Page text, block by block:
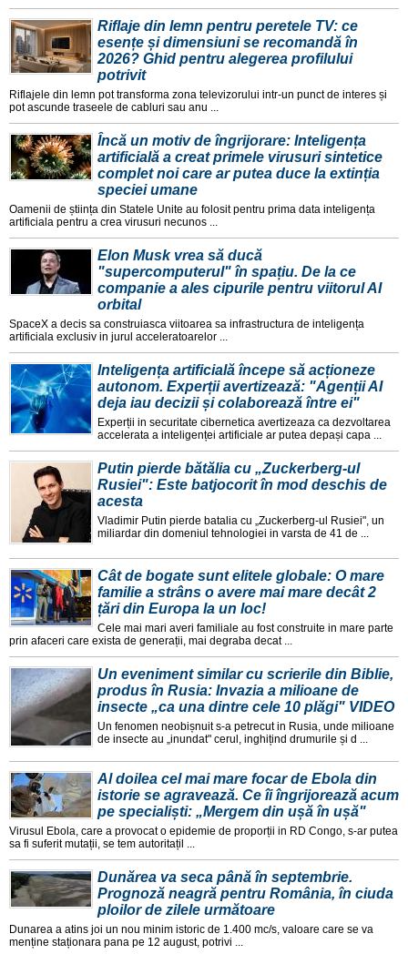
Riflaje din lemn pentru peretele TV: ce
esențe și dimensiuni se recomandă în
2026? Ghid pentru alegerea profilului
potrivit
Riflajele din lemn pot transforma zona televizorului intr-un punct de interes și
pot ascunde traseele de cabluri sau anu ...
Încă un motiv de îngrijorare: Inteligența
artificială a creat primele virusuri sintetice
complet noi care ar putea duce la extinția
speciei umane
Oamenii de știința din Statele Unite au folosit pentru prima data inteligența
artificiala pentru a crea virusuri necunos ...
Elon Musk vrea să ducă
"supercomputerul" în spațiu. De la ce
companie a ales cipurile pentru viitorul AI
orbital
SpaceX a decis sa construiasca viitoarea sa infrastructura de inteligența
artificiala exclusiv in jurul acceleratoarelor ...
Inteligența artificială începe să acționeze
autonom. Experții avertizează: "Agenții AI
deja iau decizii și colaborează între ei"
Experții in securitate cibernetica avertizeaza ca dezvoltarea
accelerata a inteligenței artificiale ar putea depași capa ...
Putin pierde bătălia cu „Zuckerberg-ul
Rusiei": Este batjocorit în mod deschis de
acesta
Vladimir Putin pierde batalia cu „Zuckerberg-ul Rusiei", un
miliardar din domeniul tehnologiei in varsta de 41 de ...
Cât de bogate sunt elitele globale: O mare
familie a strâns o avere mai mare decât 2
țări din Europa la un loc!
Cele mai mari averi familiale au fost construite in mare parte
prin afaceri care exista de generații, mai degraba decat ...
Un eveniment similar cu scrierile din Biblie,
produs în Rusia: Invazia a milioane de
insecte „ca una dintre cele 10 plăgi" VIDEO
Un fenomen neobișnuit s-a petrecut in Rusia, unde milioane
de insecte au „inundat" cerul, inghițind drumurile și d ...
Al doilea cel mai mare focar de Ebola din
istorie se agravează. Ce îi îngrijorează acum
pe specialiști: „Mergem din ușă în ușă"
Virusul Ebola, care a provocat o epidemie de proporții in RD Congo, s-ar putea
sa fi suferit mutații, se tem autoritațil ...
Dunărea va seca până în septembrie.
Prognoză neagră pentru România, în ciuda
ploilor de zilele următoare
Dunarea a atins joi un nou minim istoric de 1.400 mc/s, valoare care se va
menține staționara pana pe 12 august, potrivi ...